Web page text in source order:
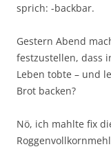
sprich: -backbar.
Gestern Abend
festzustellen, dass
Leben tobte – und
Brot backen?
Nö, ich mahlte fix